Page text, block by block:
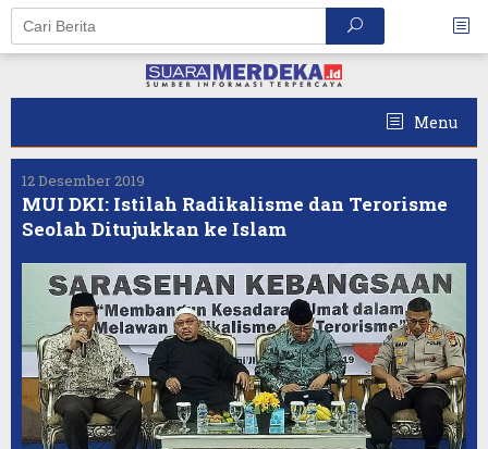
Skip
content
Menu
12 Desember 2019
MUI DKI: Istilah Radikalisme dan Terorisme
Seolah Ditujukkan ke Islam